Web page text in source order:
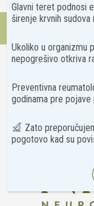
Glavni teret podnosi
širenje krvnih sudova
Ukoliko u organizmu
nepogrešivo otkriva
Preventivna
godinama pre pojave
Zato
pogotovo kad su